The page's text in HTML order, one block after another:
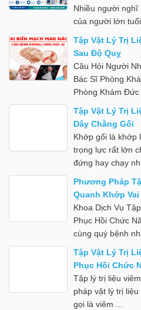
Nhiều người nghĩ
của người lớn
Tập Vật Lý Trị
Sau Độ Quỵ
Câu Hỏi Người
Bác Sĩ Phòng
Phòng Khám
Tập Vật Lý Trị
Dây Chằng Gối
Khớp gối là khớp
trọng lực rất lớn
đứng hay chạy
Phương Pháp
Quanh Khớp
Khoa Dịch Vụ
Phục Hồi Chức
cùng quý bệnh
Tập Vật Lý Trị
Phục Hồi Chức
Tập lý trị liệu
pháp vật lý trị
gọi là viêm ...